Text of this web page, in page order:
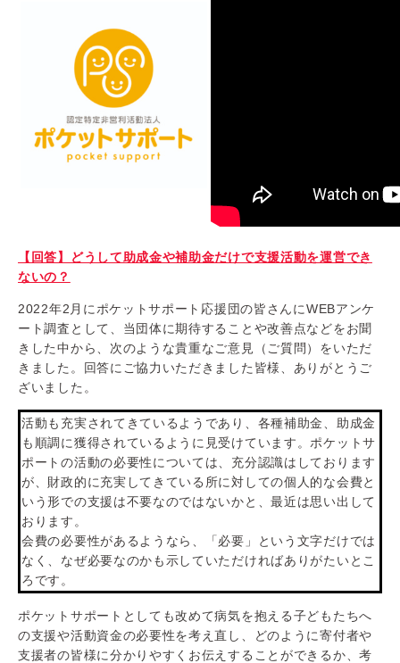
【回答】どうして助成金や補助金だけで支援活動を運営でき
ないの？
2022年2月にポケットサポート応援団の皆さんにWEBアンケ
ート調査として、当団体に期待することや改善点などをお聞
きした中から、次のような貴重なご意見（ご質問）をいただ
きました。回答にご協力いただきました皆様、ありがとうご
ざいました。
活動も充実されてきているようであり、各種補助金、助成金
も順調に獲得されているように見受けています。ポケットサ
ポートの活動の必要性については、充分認識はしております
が、財政的に充実してきている所に対しての個人的な会費と
いう形での支援は不要なのではないかと、最近は思い出して
おります。
会費の必要性があるようなら、「必要」という文字だけでは
なく、なぜ必要なのかも示していただければありがたいとこ
ろです。
ポケットサポートとしても改めて病気を抱える子どもたちへ
の支援や活動資金の必要性を考え直し、どのように寄付者や
支援者の皆様に分かりやすくお伝えすることができるか、考